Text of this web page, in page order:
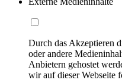
Durch das Akzeptieren
oder andere
Anbietern gehostet
wir auf dieser Webseite